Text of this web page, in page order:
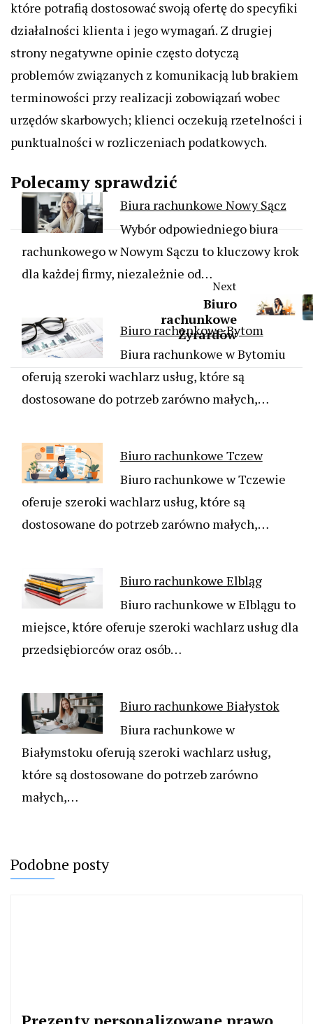
które potrafią dostosować swoją ofertę do specyfiki
działalności klienta i jego wymagań. Z drugiej
strony negatywne opinie często dotyczą
problemów związanych z komunikacją lub brakiem
terminowości przy realizacji zobowiązań wobec
urzędów skarbowych; klienci oczekują rzetelności i
punktualności w rozliczeniach podatkowych.
Polecamy sprawdzić
Biura rachunkowe Nowy Sącz
Wybór odpowiedniego biura
rachunkowego w Nowym Sączu to kluczowy krok
dla każdej firmy, niezależnie od…
Biuro rachunkowe Bytom
Biura rachunkowe w Bytomiu
oferują szeroki wachlarz usług, które są
dostosowane do potrzeb zarówno małych,…
Biuro rachunkowe Tczew
Biuro rachunkowe w Tczewie
oferuje szeroki wachlarz usług, które są
dostosowane do potrzeb zarówno małych,…
Biuro rachunkowe Elbląg
Biuro rachunkowe w Elblągu to
miejsce, które oferuje szeroki wachlarz usług dla
przedsiębiorców oraz osób…
Biuro rachunkowe Białystok
Biura rachunkowe w
Białymstoku oferują szeroki wachlarz usług,
które są dostosowane do potrzeb zarówno
małych,…
Next
Biuro
rachunkowe
Żyrardów
Podobne posty